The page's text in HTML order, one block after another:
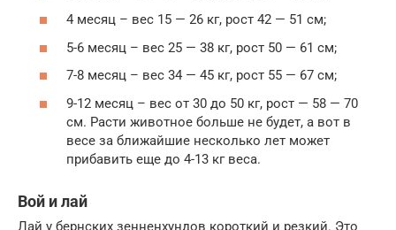
4 месяц – вес 15 — 26 кг, рост 42 — 51 см;
5-6 месяц – вес 25 — 38 кг, рост 50 — 61 см;
7-8 месяц – вес 34 — 45 кг, рост 55 — 67 см;
9-12 месяц – вес от 30 до 50 кг, рост — 58 — 70
см. Расти животное больше не будет, а вот в
весе за ближайшие несколько лет может
прибавить еще до 4-13 кг веса.
Вой и лай
Лай у бернских зенненхундов короткий и резкий. Это